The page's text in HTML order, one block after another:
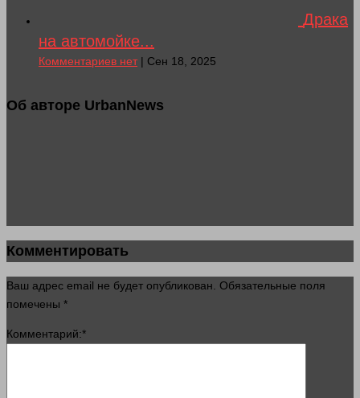
Драка
на автомойке...
Комментариев нет| Сен 18, 2025
Об авторе UrbanNews
Комментировать
Ваш адрес email не будет опубликован. Обязательные поля
помечены *
Комментарий:*